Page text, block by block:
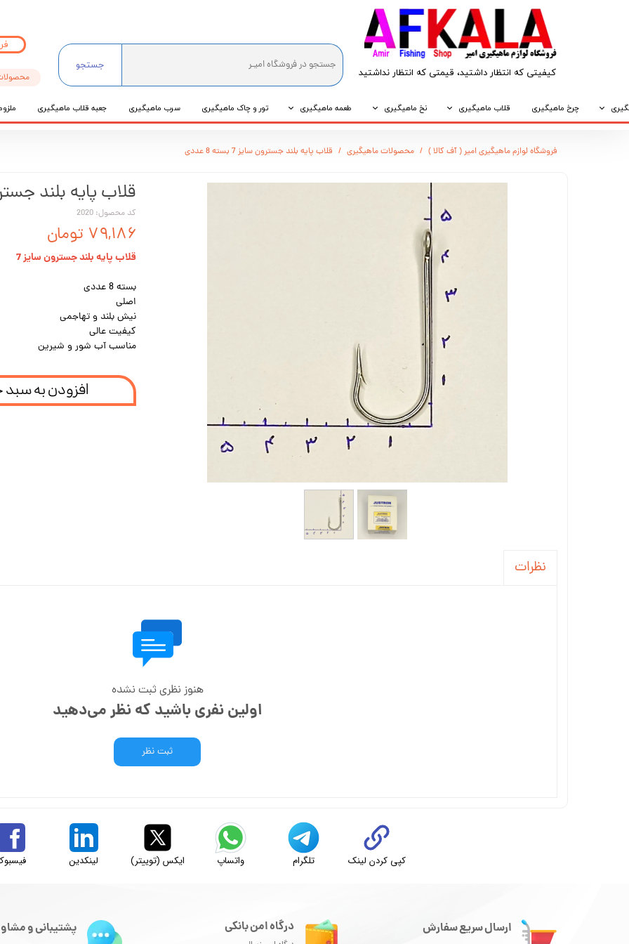
کیفیتی که انتظار داشتید، قیمتی که انتظار نداشتید​​​​​​​
جستجو
چرخ ماهیگیری قلاب ماهیگیری نخ ماهیگیری طعمه ماهیگیری تور و چاک ماهیگیری سرب ماهیگیری جعبه قلاب ماهیگیری
فروشگاه لوازم ماهیگیری امیر ( آف کالا ) محصولات ماهیگیری قلاب پایه بلند جسترون سایز 7 بسته 8 عددی
قلاب پایه بلند جسترون
کد محصول: 2020
۷۹,۱۸۶ تومان
قلاب پایه بلند جسترون سایز 7
بسته 8 عددی
اصلی
نیش بلند و تهاجمی
کیفیت عالی
مناسب آب شور و شیرین
افزودن به
نظرات
هنوز نظری ثبت نشده
اولین نفری باشید که نظر می‌دهید
ثبت نظر
کپی کردن لینک تلگرام واتساپ ایکس (توییتر) لینکدین
ارسال سریع سفارش درگاه امن بانکی پشتیبانی و